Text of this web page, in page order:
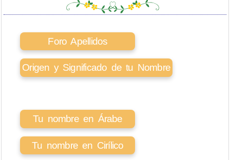
Foro Apellidos
Origen y Significado de tu Nombre
Tu nombre en Árabe
Tu nombre en Cirílico